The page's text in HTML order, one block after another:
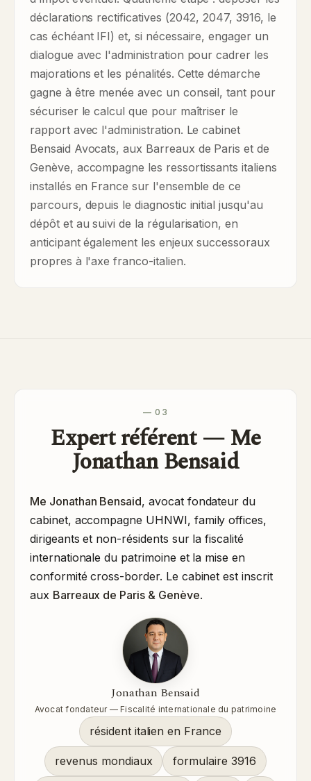
déclarations rectificatives (2042, 2047, 3916, le
cas échéant IFI) et, si nécessaire, engager un
dialogue avec l'administration pour cadrer les
majorations et les pénalités. Cette démarche
gagne à être menée avec un conseil, tant pour
sécuriser le calcul que pour maîtriser le
rapport avec l'administration. Le cabinet
Bensaid Avocats, aux Barreaux de Paris et de
Genève, accompagne les ressortissants italiens
installés en France sur l'ensemble de ce
parcours, depuis le diagnostic initial jusqu'au
dépôt et au suivi de la régularisation, en
anticipant également les enjeux successoraux
propres à l'axe franco-italien.
— 03
Expert référent — Me
Jonathan Bensaid
Me Jonathan Bensaid, avocat fondateur du
cabinet, accompagne UHNWI, family offices,
dirigeants et non-résidents sur la fiscalité
internationale du patrimoine et la mise en
conformité cross-border. Le cabinet est inscrit
aux Barreaux de Paris & Genève.
Jonathan Bensaid
Avocat fondateur — Fiscalité internationale du patrimoine
résident italien en France
revenus mondiaux formulaire 3916